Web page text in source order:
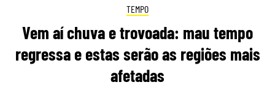
TEMPO
Vem aí chuva e trovoada: mau tempo
regressa e estas serão as regiões mais
afetadas